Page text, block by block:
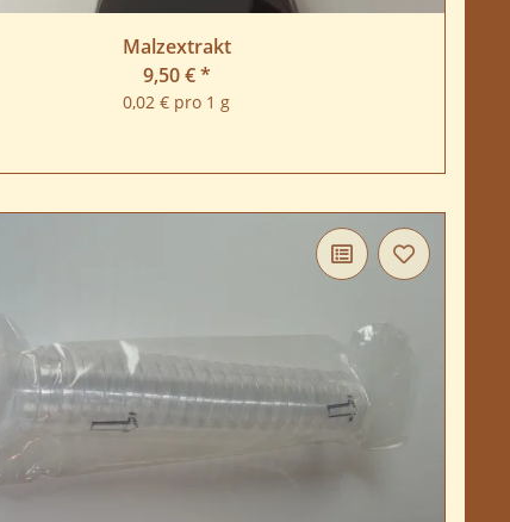
Malzextrakt
9,50 €*
0,02 € pro 1 g